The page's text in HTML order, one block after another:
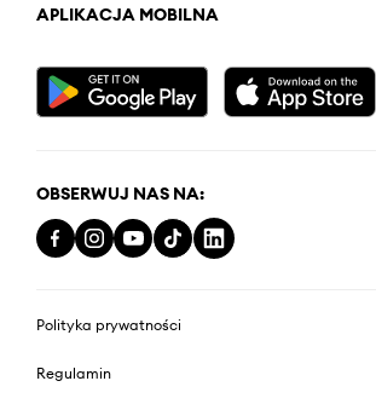
APLIKACJA MOBILNA
OBSERWUJ NAS NA:
Polityka prywatności
Regulamin